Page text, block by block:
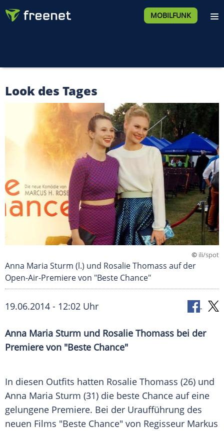
MOBILFUNK
Look des Tages
© ili/spot
Anna Maria Sturm (l.) und Rosalie Thomass auf der
Open-Air-Premiere von "Beste Chance"
19.06.2014 - 12:02 Uhr
Anna Maria Sturm und Rosalie Thomass bei der
Premiere von "Beste Chance"
In diesen Outfits hatten Rosalie Thomass (26) und
Anna Maria Sturm (31) die beste Chance auf eine
gelungene Premiere. Bei der Uraufführung des
neuen Films "Beste Chance" von Regisseur Markus